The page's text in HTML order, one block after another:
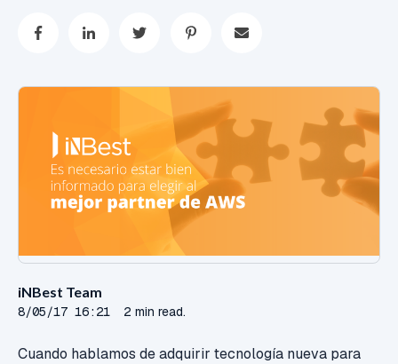
iNBest Team
8/05/17 16:21 2 min read.
Cuando hablamos de adquirir tecnología nueva para